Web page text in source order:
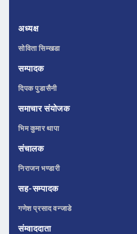
अध्यक्ष
सोविता सिम्खडा
सम्पादक
दिपक पुडासैनी
समाचार संयोजक
भिम कुमार थापा
संचालक
निराजन भण्डारी
सह-सम्पादक
गणेश प्रसाद वन्जाडे
संम्वाददाता